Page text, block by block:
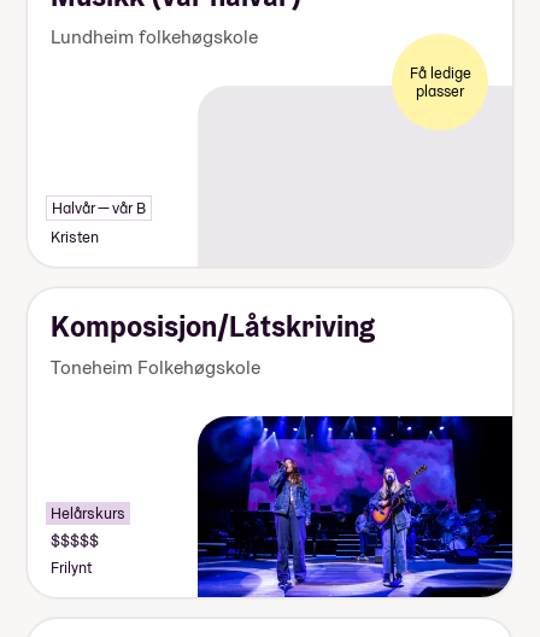
Lundheim folkehøgskole
Få ledige
plasser
Halvår — vår B
Kristen
Komposisjon/Låtskriving
Toneheim Folkehøgskole
Helårskurs
Frilynt